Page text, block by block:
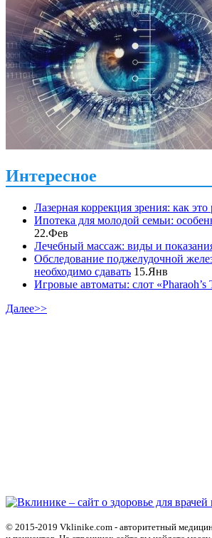
Интересное
Лазерная коррекция зрения: как это
Ипотека для молодой семьи:
22.Фев
Лечебный массаж: виды и
Обследование поджелудочной
необходимо сдавать 15.Янв
Игровые автоматы: слот «Pharaoh’s
Далее>>
© 2015-2019 Vklinike.com - авторитетный